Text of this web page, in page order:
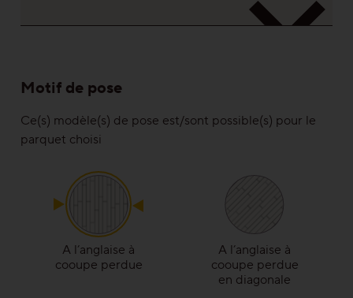
Calme
Caractère
Solutions
Escalier/Escalier en bois
Produits de nettoyage et d‘entretien
Techniques de pose & motifs de pose
Motif de pose
Ce(s) modèle(s) de pose est/sont possible(s) pour le
parquet choisi
A l’anglaise à
cooupe perdue
A l’anglaise à
cooupe perdue
en diagonale